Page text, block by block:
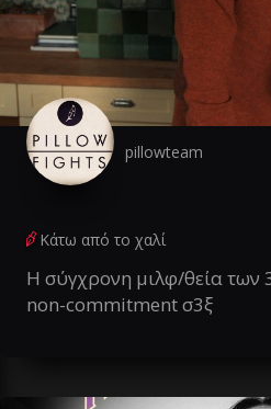
pillowteam
Κάτω από το χαλί
Η σύγχρονη μιλφ/θεία των
non-commitment σ3ξ